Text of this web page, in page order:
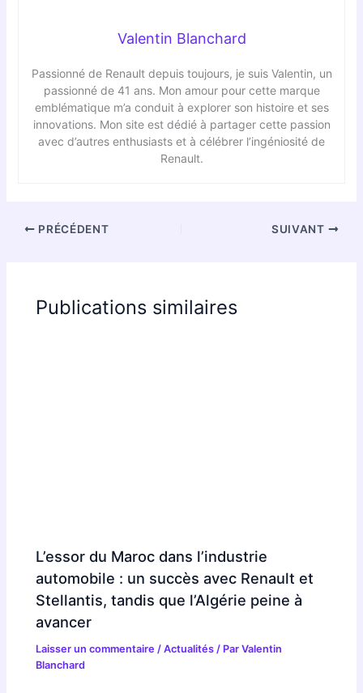
Valentin Blanchard
Passionné de Renault depuis toujours, je suis Valentin, un
passionné de 41 ans. Mon amour pour cette marque
emblématique m’a conduit à explorer son histoire et ses
innovations. Mon site est dédié à partager cette passion
avec d’autres enthusiasts et à célébrer l’ingéniosité de
Renault.
PRÉCÉDENT SUIVANT
Publications similaires
L’essor du Maroc dans l’industrie
automobile : un succès avec Renault et
Stellantis, tandis que l’Algérie peine à
avancer
Laisser un commentaire /Actualités / ParValentin
Blanchard